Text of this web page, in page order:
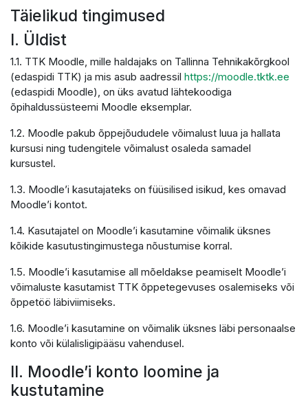
Täielikud tingimused
I. Üldist
1.1. TTK Moodle, mille haldajaks on Tallinna Tehnikakõrgkool
(edaspidi TTK) ja mis asub aadressil https://moodle.tktk.ee
(edaspidi Moodle), on üks avatud lähtekoodiga
õpihaldussüsteemi Moodle eksemplar.
1.2. Moodle pakub õppejõududele võimalust luua ja hallata
kursusi ning tudengitele võimalust osaleda samadel
kursustel.
1.3. Moodle’i kasutajateks on füüsilised isikud, kes omavad
Moodle’i kontot.
1.4. Kasutajatel on Moodle’i kasutamine võimalik üksnes
kõikide kasutustingimustega nõustumise korral.
1.5. Moodle’i kasutamise all mõeldakse peamiselt Moodle’i
võimaluste kasutamist TTK õppetegevuses osalemiseks või
õppetöö läbiviimiseks.
1.6. Moodle’i kasutamine on võimalik üksnes läbi personaalse
konto või külalisligipääsu vahendusel.
II. Moodle’i konto loomine ja
kustutamine